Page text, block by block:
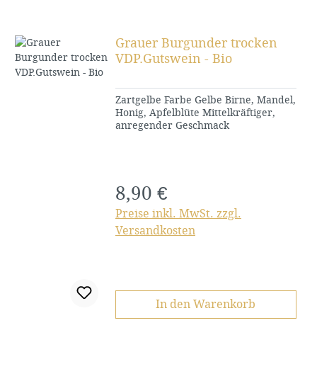
Grauer Burgunder trocken
VDP.Gutswein - Bio
Zartgelbe Farbe Gelbe Birne, Mandel,
Honig, Apfelblüte Mittelkräftiger,
anregender Geschmack
Regulärer Preis:
8,90 €
Preise inkl. MwSt. zzgl.
Versandkosten
In den Warenkorb